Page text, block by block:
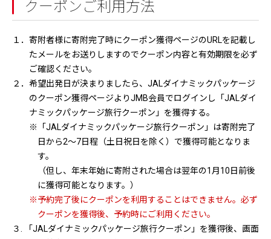
クーポンご利用方法
１．寄附者様に寄附完了時にクーポン獲得ページのURLを記載し
たメールをお送りしますのでクーポン内容と有効期限を必ず
ご確認ください。
２．希望出発日が決まりましたら、JALダイナミックパッケージ
のクーポン獲得ページよりJMB会員でログインし「JALダイ
ナミックパッケージ旅行クーポン」を獲得する。
※「JALダイナミックパッケージ旅行クーポン」は寄附完了
日から2～7日程（土日祝日を除く）で獲得可能となりま
す。
（但し、年末年始に寄附された場合は翌年の1月10日前後
に獲得可能となります。）
※予約完了後にクーポンを利用することはできません。必ず
クーポンを獲得後、予約時にご利用ください。
３. 「JALダイナミックパッケージ旅行クーポン」を獲得後、画面